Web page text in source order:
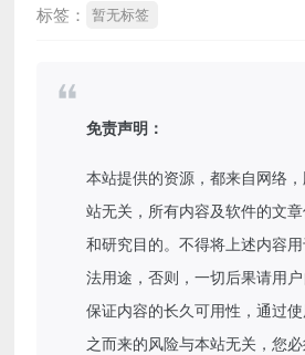
标签： 暂无标签
免责声明：
本站提供的资源，都来自网络
站无关，所有内容及软件的文
和研究目的。不得将上述内容
法用途，否则，一切后果请用
保证内容的长久可用性，通过
之而来的风险与本站无关，您